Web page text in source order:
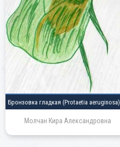
Бронзовка гладкая (Protaetia aeruginosa)
Молчан Кира Александровна